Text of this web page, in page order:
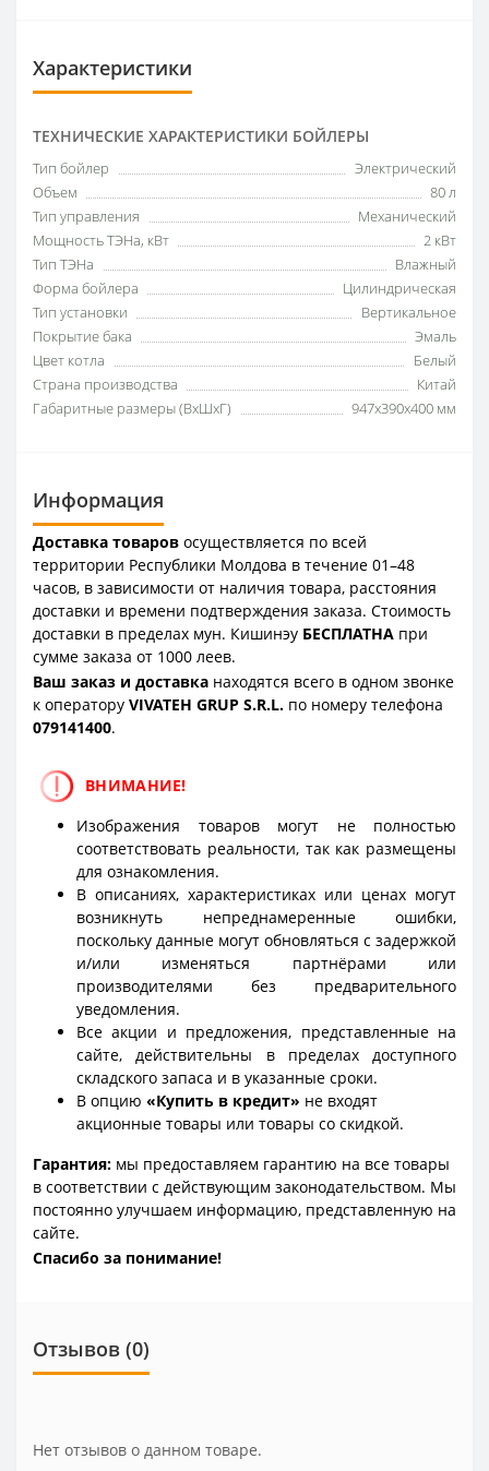
Характеристики
ТЕХНИЧЕСКИЕ ХАРАКТЕРИСТИКИ БОЙЛЕРЫ
Тип бойлер
Электрический
Объем
80 л
Тип управления
Механический
Мощность ТЭНа, кВт
2 кВт
Тип ТЭНа
Влажный
Форма бойлера
Цилиндрическая
Тип установки
Вертикальное
Покрытие бака
Эмаль
Цвет котла
Белый
Страна производства
Китай
Габаритные размеры (ВxШxГ)
947х390х400 мм
Информация
Доставка товаров осуществляется по всей
территории Республики Молдова в течение 01–48
часов, в зависимости от наличия товара, расстояния
доставки и времени подтверждения заказа. Стоимость
доставки в пределах мун. Кишинэу БЕСПЛАТНА при
сумме заказа от 1000 леев.
Ваш заказ и доставка находятся всего в одном звонке
к оператору VIVATEH GRUP S.R.L. по номеру телефона
079141400.
ВНИМАНИЕ!
Изображения товаров могут не полностью
соответствовать реальности, так как размещены
для ознакомления.
В описаниях, характеристиках или ценах могут
возникнуть непреднамеренные ошибки,
поскольку данные могут обновляться с задержкой
и/или изменяться партнёрами или
производителями без предварительного
уведомления.
Все акции и предложения, представленные на
сайте, действительны в пределах доступного
складского запаса и в указанные сроки.
В опцию «Купить в кредит» не входят
акционные товары или товары со скидкой.
Гарантия: мы предоставляем гарантию на все товары
в соответствии с действующим законодательством. Мы
постоянно улучшаем информацию, представленную на
сайте.
Спасибо за понимание!
Отзывов (0)
Нет отзывов о данном товаре.